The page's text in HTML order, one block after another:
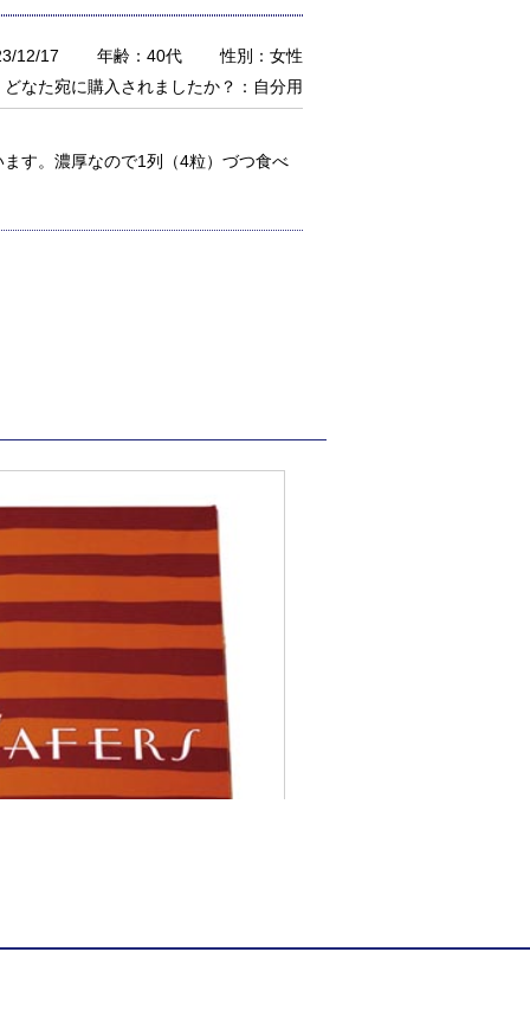
12/17 年齢：40代
性別：女性
どなた宛に購入されましたか？：自分用
す。濃厚なので1列（4粒）づつ食べ